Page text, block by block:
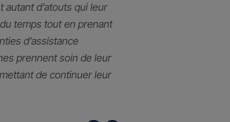
autant d’atouts qui leur
temps tout en prenant
d’assistance
prennent soin de leur
de continuer leur